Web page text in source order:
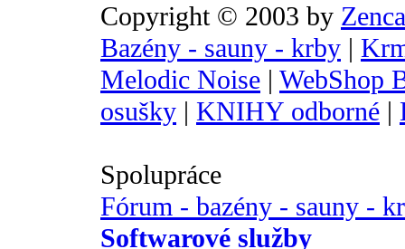
Copyright © 2003 by
Bazény - sauny - krby |
Melodic Noise | WebShop
osušky | KNIHY odborné |
Spolupráce
Fórum - bazény - sauny -
Softwarové služby